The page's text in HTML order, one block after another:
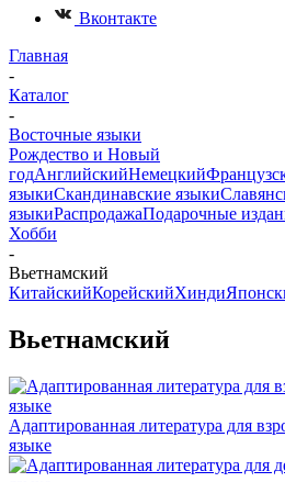
Вконтакте
Главная
-
Каталог
-
Восточные языки
Рождество и Новый
годАнглийскийНемецкий
языкиСкандинавские языки
языкиРаспродажаПодарочные
Хобби
-
Вьетнамский
КитайскийКорейскийХинди
Вьетнамский
Адаптированная литература для
языке